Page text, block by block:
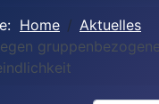
Home
Aktuelles
gruppenbezogene